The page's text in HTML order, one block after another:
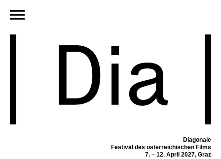
Diagonale
Festival des österreichischen Films
7. – 12. April 2027, Graz